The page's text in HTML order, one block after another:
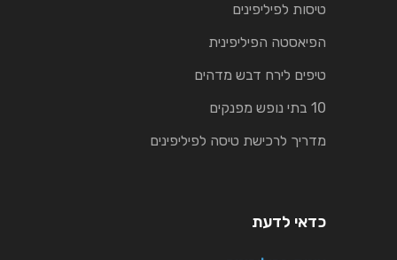
טיסות לפיליפינים
הפיאסטה הפיליפינית
טיפים לירח דבש מדהים
10 בתי נופש מפנקים
מדריך לרכישת טיסה לפיליפינים
כדאי לדעת